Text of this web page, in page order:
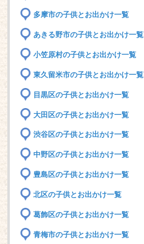
多摩市の子供とお出かけ一覧
あきる野市の子供とお出かけ一覧
小笠原村の子供とお出かけ一覧
東久留米市の子供とお出かけ一覧
目黒区の子供とお出かけ一覧
大田区の子供とお出かけ一覧
渋谷区の子供とお出かけ一覧
中野区の子供とお出かけ一覧
豊島区の子供とお出かけ一覧
北区の子供とお出かけ一覧
葛飾区の子供とお出かけ一覧
青梅市の子供とお出かけ一覧